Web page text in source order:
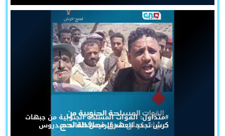
#متداول: القوات المسلحة الجنوبية من جبهات
كرش تجدد العهد للرئيس القائد عيدروس